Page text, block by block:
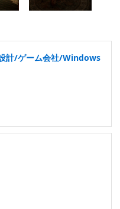
計/ゲーム会社/Windows